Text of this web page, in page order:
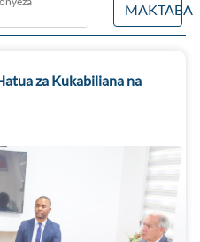
MAKTABA
za Kukabiliana na